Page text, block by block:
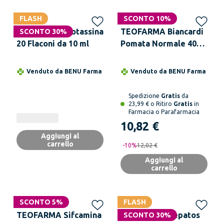
FLASH
SCONTO 30%
TEOFARMA Biotassina
20 Flaconi da 10 ml
Venduto da BENU Farma
Aggiungi al
carrello
SCONTO 10%
TEOFARMA Biancardi
Pomata Normale 40ml
CorpoVenduto da BENU Farma
Spedizione Gratis da
23,99 € o Ritiro Gratis in
Farmacia o Parafarmacia
10,82 €
-10%12,02 €
Aggiungi al
carrello
SCONTO 5%
TEOFARMA Sifcamina
FLASH
SCONTO 30%
TEOFARMA Hepatos